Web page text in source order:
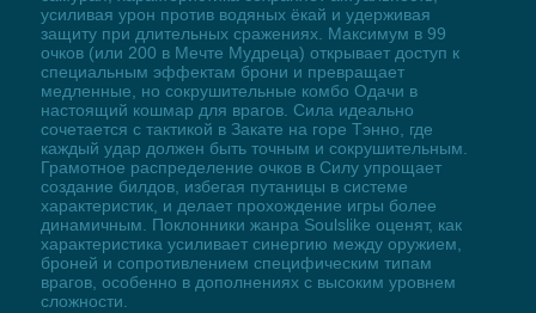
усиливая урон против водяных ёкай и удерживая
защиту при длительных сражениях. Максимум в 99
очков (или 200 в Мечте Мудреца) открывает доступ к
специальным эффектам брони и превращает
медленные, но сокрушительные комбо Одачи в
настоящий кошмар для врагов. Сила идеально
сочетается с тактикой в Закате на горе Тэнно, где
каждый удар должен быть точным и сокрушительным.
Грамотное распределение очков в Силу упрощает
создание билдов, избегая путаницы в системе
характеристик, и делает прохождение игры более
динамичным. Поклонники жанра Soulslike оценят, как
характеристика усиливает синергию между оружием,
броней и сопротивлением специфическим типам
врагов, особенно в дополнениях с высоким уровнем
сложности.